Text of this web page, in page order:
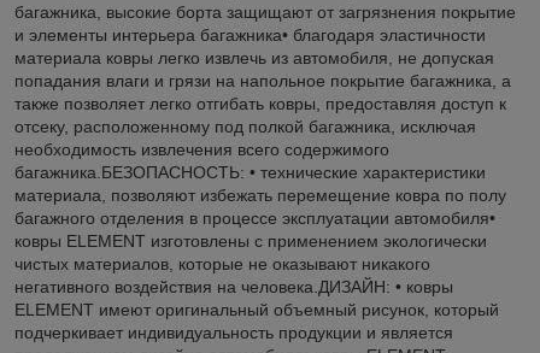
багажника, высокие борта защищают от загрязнения покрытие
и элементы интерьера багажника• благодаря эластичности
материала ковры легко извлечь из автомобиля, не допуская
попадания влаги и грязи на напольное покрытие багажника, а
также позволяет легко отгибать ковры, предоставляя доступ к
отсеку, расположенному под полкой багажника, исключая
необходимость извлечения всего содержимого
багажника.БЕЗОПАСНОСТЬ: • технические характеристики
материала, позволяют избежать перемещение ковра по полу
багажного отделения в процессе эксплуатации автомобиля•
ковры ELEMENT изготовлены с применением экологически
чистых материалов, которые не оказывают никакого
негативного воздействия на человека.ДИЗАЙН: • ковры
ELEMENT имеют оригинальный объемный рисунок, который
подчеркивает индивидуальность продукции и является